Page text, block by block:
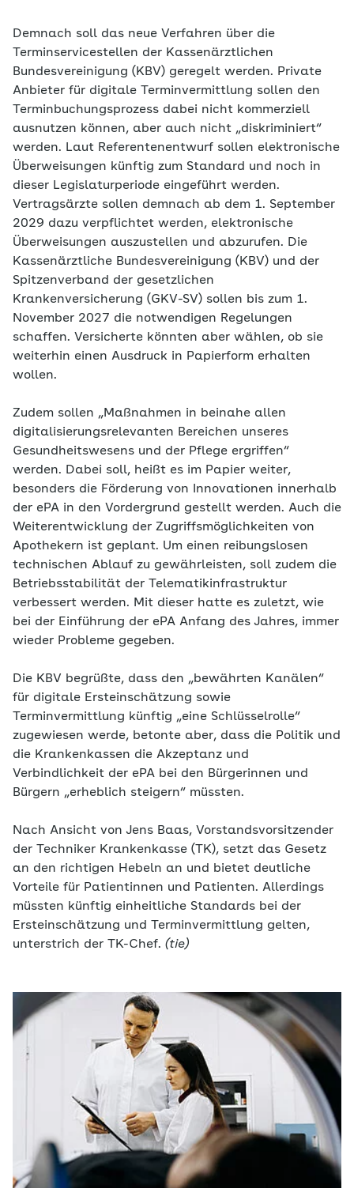
Demnach soll das neue Verfahren über die
Terminservicestellen der Kassenärztlichen
Bundesvereinigung (KBV) geregelt werden. Private
Anbieter für digitale Terminvermittlung sollen den
Terminbuchungsprozess dabei nicht kommerziell
ausnutzen können, aber auch nicht „diskriminiert“
werden. Laut Referentenentwurf sollen elektronische
Überweisungen künftig zum Standard und noch in
dieser Legislaturperiode eingeführt werden.
Vertragsärzte sollen demnach ab dem 1. September
2029 dazu verpflichtet werden, elektronische
Überweisungen auszustellen und abzurufen. Die
Kassenärztliche Bundesvereinigung (KBV) und der
Spitzenverband der gesetzlichen
Krankenversicherung (GKV-SV) sollen bis zum 1.
November 2027 die notwendigen Regelungen
schaffen. Versicherte könnten aber wählen, ob sie
weiterhin einen Ausdruck in Papierform erhalten
wollen.
Zudem sollen „Maßnahmen in beinahe allen
digitalisierungsrelevanten Bereichen unseres
Gesundheitswesens und der Pflege ergriffen“
werden. Dabei soll, heißt es im Papier weiter,
besonders die Förderung von Innovationen innerhalb
der ePA in den Vordergrund gestellt werden. Auch die
Weiterentwicklung der Zugriffsmöglichkeiten von
Apothekern ist geplant. Um einen reibungslosen
technischen Ablauf zu gewährleisten, soll zudem die
Betriebsstabilität der Telematikinfrastruktur
verbessert werden. Mit dieser hatte es zuletzt, wie
bei der Einführung der ePA Anfang des Jahres, immer
wieder Probleme gegeben.
Die KBV begrüßte, dass den „bewährten Kanälen“
für digitale Ersteinschätzung sowie
Terminvermittlung künftig „eine Schlüsselrolle“
zugewiesen werde, betonte aber, dass die Politik und
die Krankenkassen die Akzeptanz und
Verbindlichkeit der ePA bei den Bürgerinnen und
Bürgern „erheblich steigern“ müssten.
Nach Ansicht von Jens Baas, Vorstandsvorsitzender
der Techniker Krankenkasse (TK), setzt das Gesetz
an den richtigen Hebeln an und bietet deutliche
Vorteile für Patientinnen und Patienten. Allerdings
müssten künftig einheitliche Standards bei der
Ersteinschätzung und Terminvermittlung gelten,
unterstrich der TK-Chef. (tie)